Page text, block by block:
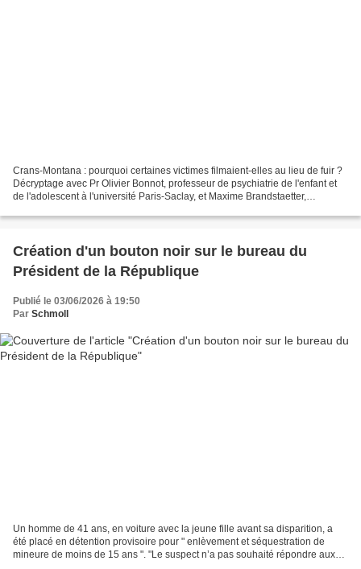
Crans-Montana : pourquoi certaines victimes filmaient-elles au lieu de fuir ?
Décryptage avec Pr Olivier Bonnot, professeur de psychiatrie de l'enfant et
de l'adolescent à l'université Paris-Saclay, et Maxime Brandstaetter,
Création d'un bouton noir sur le bureau du
Président de la République
Publié le 03/06/2026 à 19:50
Par Schmoll
Un homme de 41 ans, en voiture avec la jeune fille avant sa disparition, a
été placé en détention provisoire pour " enlèvement et séquestration de
mineure de moins de 15 ans ". "Le suspect n’a pas souhaité répondre aux